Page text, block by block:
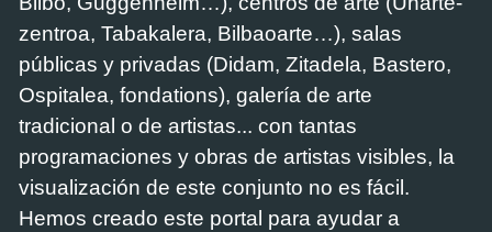
zentroa, Tabakalera, Bilbaoarte…), salas
públicas y privadas (Didam, Zitadela, Bastero,
Ospitalea, fondations), galería de arte
tradicional o de artistas... con tantas
programaciones y obras de artistas visibles, la
visualización de este conjunto no es fácil.
Hemos creado este portal para ayudar a